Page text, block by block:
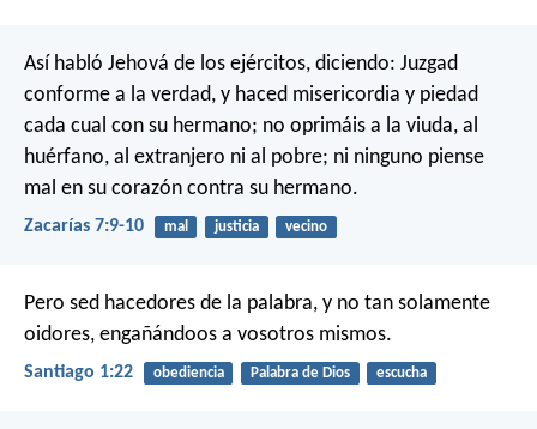
Así habló Jehová de los ejércitos, diciendo: Juzgad
conforme a la verdad, y haced misericordia y piedad
cada cual con su hermano; no oprimáis a la viuda, al
huérfano, al extranjero ni al pobre; ni ninguno piense
mal en su corazón contra su hermano.
Zacarías 7:9-10 mal justicia vecino
Pero sed hacedores de la palabra, y no tan solamente
oidores, engañándoos a vosotros mismos.
Santiago 1:22 obediencia Palabra de Dios escucha